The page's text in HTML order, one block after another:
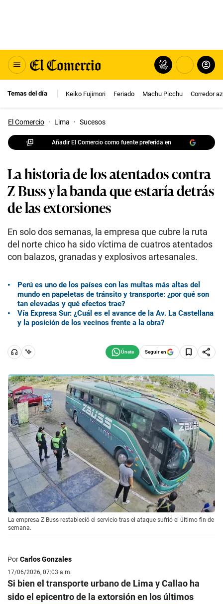
Temas del día Keiko Fujimori Feriado Machu Picchu Corredor
El Comercio · Lima · Sucesos
Añadir El Comercio como fuente preferida en
La historia de los atentados contra
Z Buss y la banda que estaría detrás
de las extorsiones
En solo dos semanas, la empresa que cubre la ruta
del norte chico ha sido víctima de cuatros atentados
con balazos, granadas y explosivos artesanales.
Perú es uno de los países con las multas más altas del
mundo en papeletas de tránsito y transporte: ¿por qué son
tan elevadas y qué efectos trae?
Vía Expresa Sur: ¿Cuál es el avance de la Av. La Castellana
y la posición de los vecinos frente a la obra?
Seguir en
La empresa Z Buss restableció el servicio tras el ataque sufrió el último fin de
semana.
PorCarlos Gonzales
17/06/2026, 07:03 a.m.
Si bien el transporte urbano de Lima y Callao ha
sido el epicentro de la extorsión en los últimos